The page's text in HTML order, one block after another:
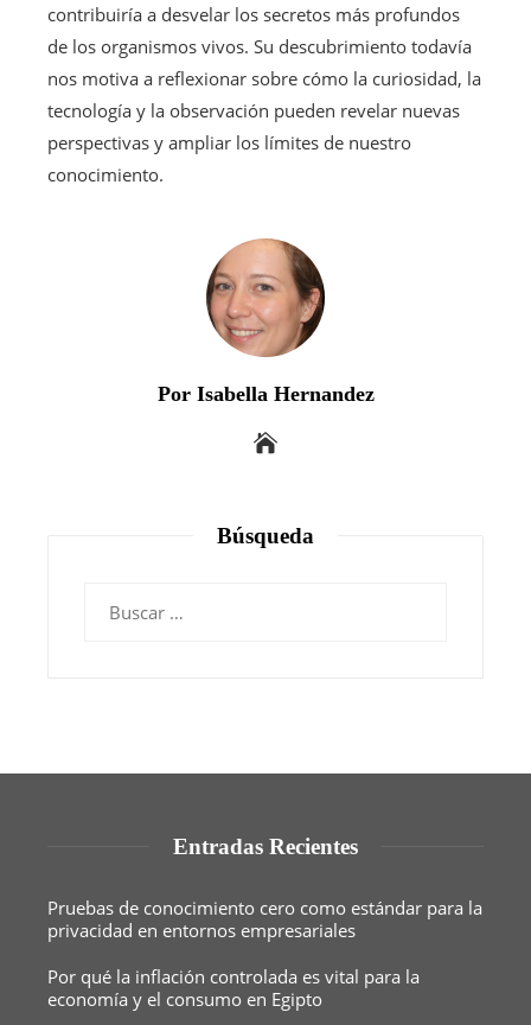
contribuiría a desvelar los secretos más profundos
de los organismos vivos. Su descubrimiento todavía
nos motiva a reflexionar sobre cómo la curiosidad, la
tecnología y la observación pueden revelar nuevas
perspectivas y ampliar los límites de nuestro
conocimiento.
Por Isabella Hernandez
Búsqueda
Entradas Recientes
Pruebas de conocimiento cero como estándar para la
privacidad en entornos empresariales
Por qué la inflación controlada es vital para la
economía y el consumo en Egipto